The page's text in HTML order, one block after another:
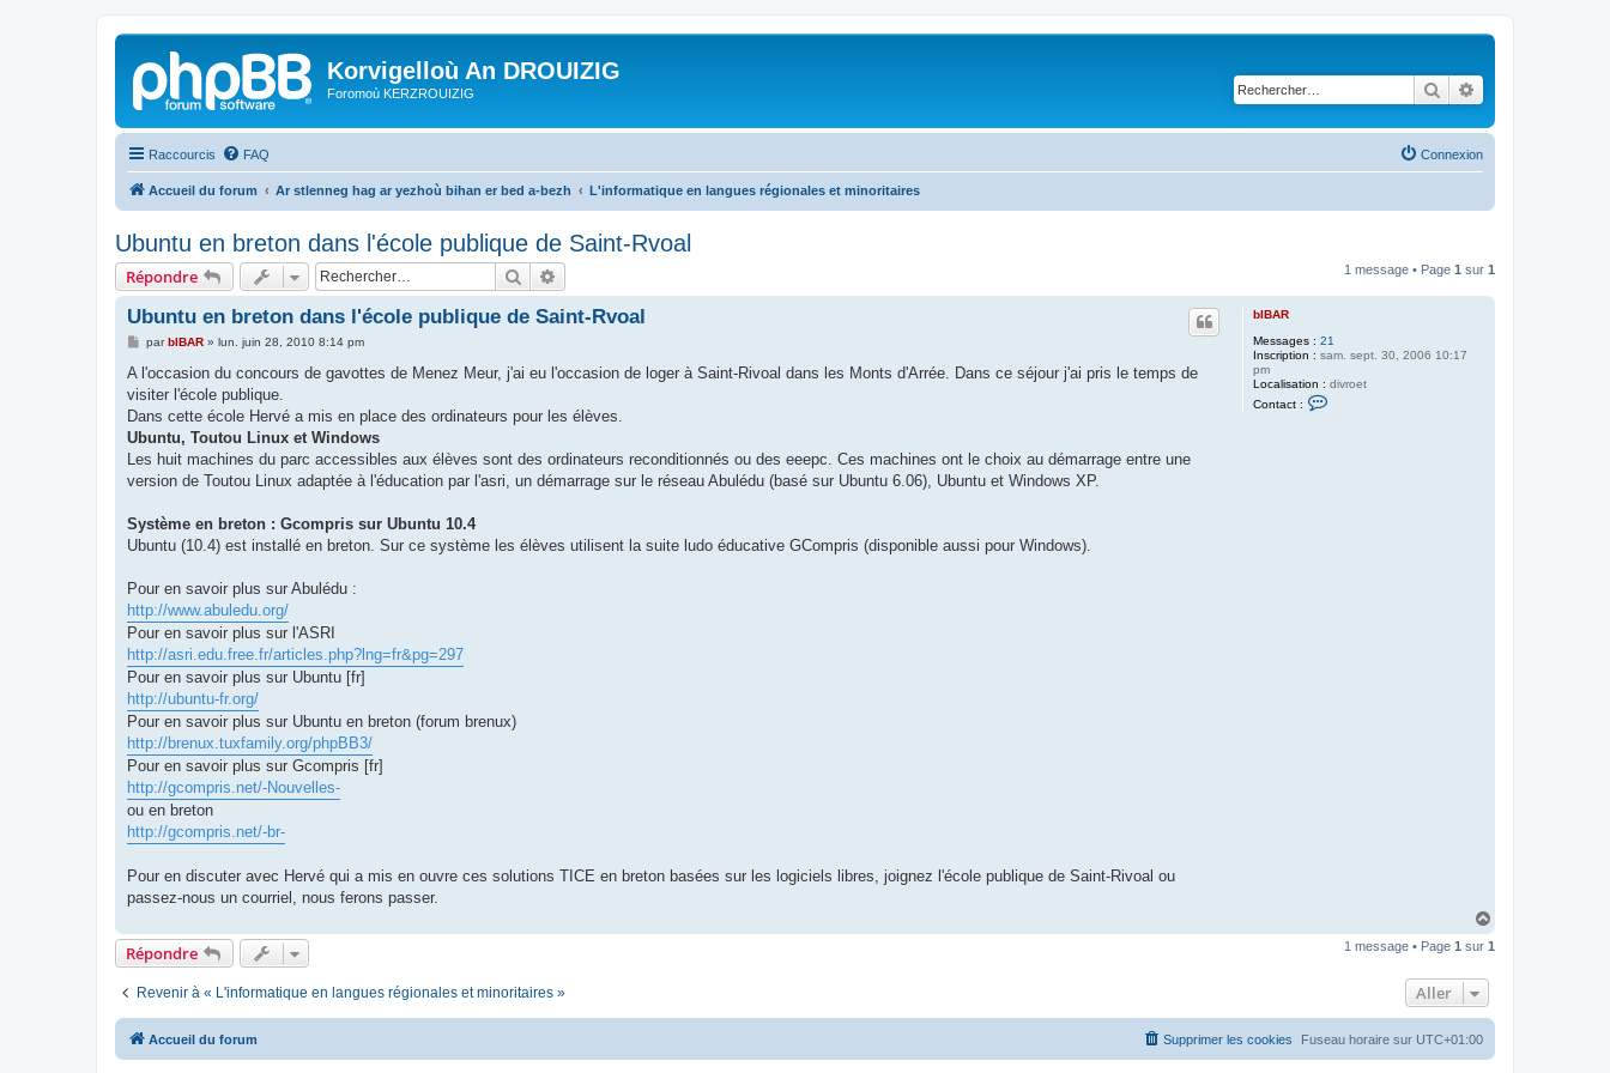
Korvigelloù An DROUIZIG
Foromoù KERZROUIZIG Rechercher
Raccourcis FAQ Connexion
Accueil du forum Ar stlenneg hag ar yezhoù bihan er bed a-bezh L'informatique en langues régionales et minoritaires
Ubuntu en breton dans l'école publique de Saint-Rvoal
Répondre Rechercher 1 message • Page 1 sur 1
bIBAR
Messages : 21
Inscription : sam. sept. 30, 2006 10:17
pm
Localisation : divroet
Contact :
Ubuntu en breton dans l'école publique de Saint-Rvoal
M
s
a
g
parbIBAR» lun. juin 28, 2010 8:14 pm
A l'occasion du concours de gavottes de Menez Meur, j'ai eu l'occasion de loger à Saint-Rivoal dans les Monts d'Arrée. Dans ce séjour j'ai pris le temps de
visiter l'école publique.
Dans cette école Hervé a mis en place des ordinateurs pour les élèves.
Ubuntu, Toutou Linux et Windows
Les huit machines du parc accessibles aux élèves sont des ordinateurs reconditionnés ou des eeepc. Ces machines ont le choix au démarrage entre une
version de Toutou Linux adaptée à l'éducation par l'asri, un démarrage sur le réseau Abulédu (basé sur Ubuntu 6.06), Ubuntu et Windows XP.
Système en breton : Gcompris sur Ubuntu 10.4
Ubuntu (10.4) est installé en breton. Sur ce système les élèves utilisent la suite ludo éducative GCompris (disponible aussi pour Windows).
Pour en savoir plus sur Abulédu :
http://www.abuledu.org/
Pour en savoir plus sur l'ASRI
http://asri.edu.free.fr/articles.php?lng=fr&pg=297
Pour en savoir plus sur Ubuntu [fr]
http://ubuntu-fr.org/
Pour en savoir plus sur Ubuntu en breton (forum brenux)
http://brenux.tuxfamily.org/phpBB3/
Pour en savoir plus sur Gcompris [fr]
http://gcompris.net/-Nouvelles-
ou en breton
http://gcompris.net/-br-
Pour en discuter avec Hervé qui a mis en ouvre ces solutions TICE en breton basées sur les logiciels libres, joignez l'école publique de Saint-Rivoal ou
passez-nous un courriel, nous ferons passer.
u
Répondre 1 message • Page 1 sur 1
Revenir à « L'informatique en langues régionales et minoritaires » Aller
Accueil du forum Fuseau horaire sur UTC+01:00
Supprimer les cookies